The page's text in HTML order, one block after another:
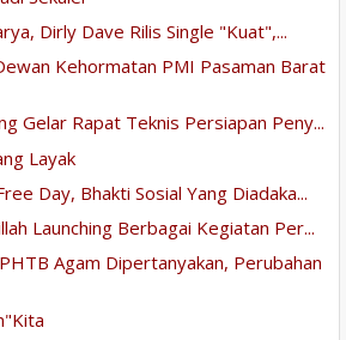
Dirly Dave Rilis Single "Kuat",...
Kehormatan PMI Pasaman Barat
Gelar Rapat Teknis Persiapan Peny...
Layak
Day, Bhakti Sosial Yang Diadaka...
Launching Berbagai Kegiatan Per...
Agam Dipertanyakan, Perubahan